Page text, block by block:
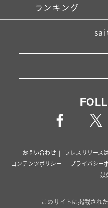
ランキング
お問い合わせ プレスリリース
コンテンツポリシー
プライバシー
媒
このサイトに掲載され